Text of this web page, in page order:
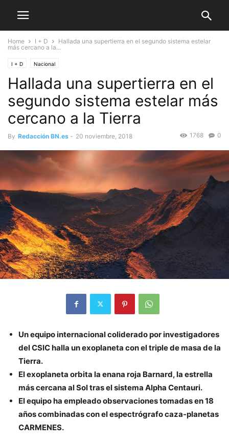
Home I + D
Hallada una supertierra en el segundo sistema estelar
más cercano a la...
I + D Nacional
Hallada una supertierra en el
segundo sistema estelar más
cercano a la Tierra
By Redacción BN.es - 20 noviembre, 2018 0
1768
Un equipo internacional coliderado por investigadores
del CSIC halla un exoplaneta con el triple de masa de la
Tierra.
El exoplaneta orbita la enana roja Barnard, la estrella
más cercana al Sol tras el sistema Alpha Centauri.
El equipo ha empleado observaciones tomadas en 18
años combinadas con el espectrógrafo caza-planetas
CARMENES.